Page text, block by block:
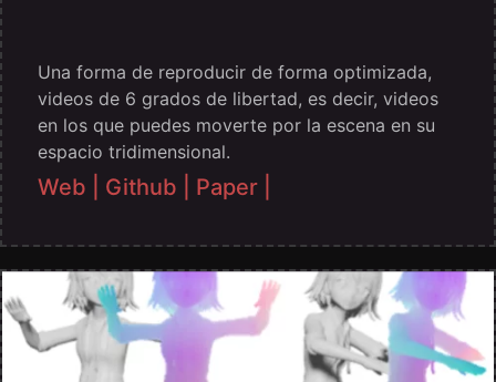
Una forma de reproducir de forma optimizada,
videos de 6 grados de libertad, es decir, videos
en los que puedes moverte por la escena en su
espacio tridimensional.
Web | Github | Paper |